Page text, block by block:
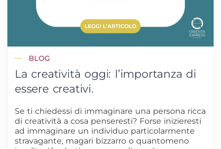
BLOG
La creatività oggi: l’importanza di
essere creativi.
Se ti chiedessi di immaginare una persona ricca
di creatività a cosa penseresti? Forse inizieresti
ad immaginare un individuo particolarmente
stravagante, magari bizzarro o quantomeno